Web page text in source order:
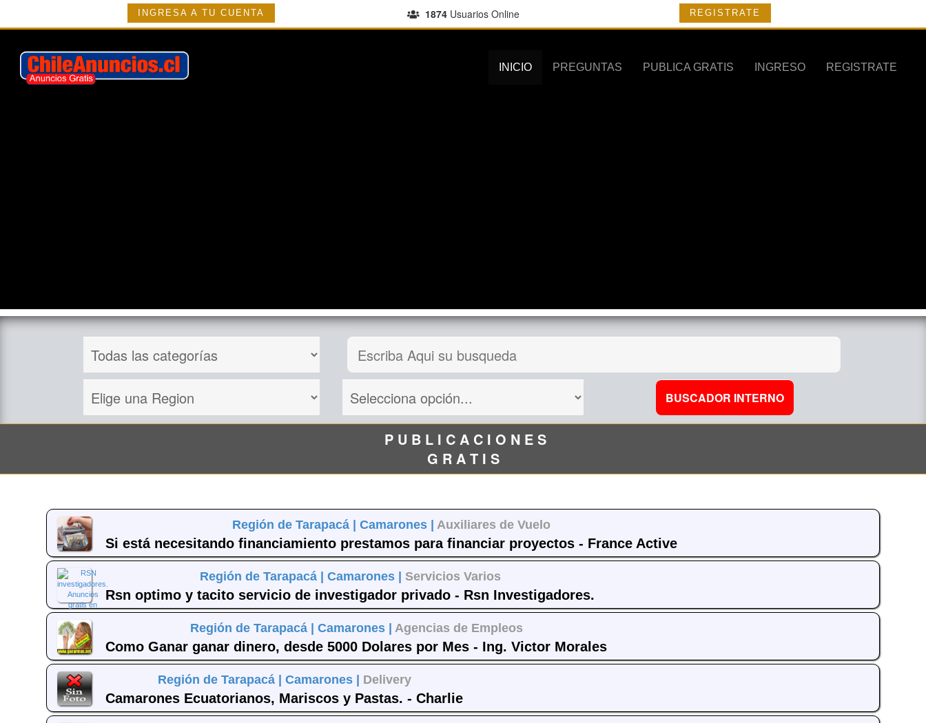
INGRESA A TU CUENTA 1874Usuarios Online REGISTRATE
INICIO PREGUNTAS PUBLICA GRATIS INGRESO REGISTRATE
P U B L I C A C I O N E S
G R A T I S
Región de Tarapacá |Camarones |Auxiliares de Vuelo
Si está necesitando financiamiento prestamos para financiar proyectos - France Active
Región de Tarapacá | Camarones | Servicios Varios
Rsn optimo y tacito servicio de investigador privado - Rsn Investigadores.
Región de Tarapacá | Camarones | Agencias de Empleos
Como Ganar ganar dinero, desde 5000 Dolares por Mes - Ing. Victor Morales
Región de Tarapacá | Camarones | Delivery
Camarones Ecuatorianos, Mariscos y Pastas. - Charlie